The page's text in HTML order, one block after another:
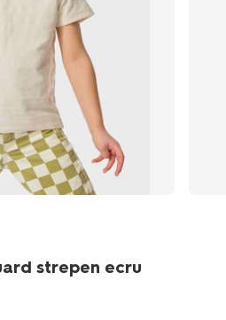
strepen ecru